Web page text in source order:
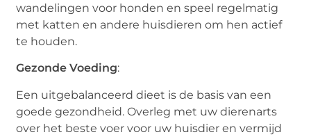
wandelingen voor honden en speel regelmatig
met katten en andere huisdieren om hen actief
te houden.
Gezonde Voeding:
Een uitgebalanceerd dieet is de basis van een
goede gezondheid. Overleg met uw dierenarts
over het beste voer voor uw huisdier en vermijd